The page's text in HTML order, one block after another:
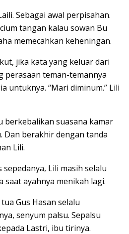
Sebagai awal perpisahan.
tangan kalau sowan Bu
memecahkan keheningan.
jika kata yang keluar dari
perasaan teman-temannya
untuknya. “Mari diminum.” Lili
berkebalikan suasana kamar
Dan berakhir dengan tanda
Lili.
Lili masih selalu
ayahnya menikah lagi.
Gus Hasan selalu
senyum palsu. Sepalsu
Lastri, ibu tirinya.